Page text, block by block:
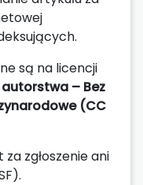
są na licencji
– Bez
(CC
zgłoszenie ani